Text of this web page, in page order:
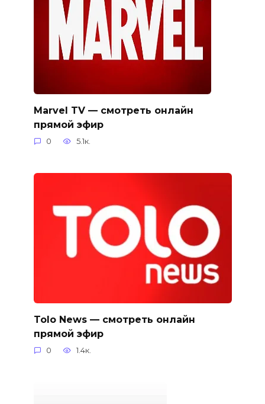
Marvel TV — смотреть онлайн
прямой эфир
0 5.1к.
Tolo News — смотреть онлайн
прямой эфир
0 1.4к.